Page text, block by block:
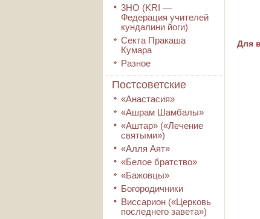
3HO (KRI ―
Федерация учителей
кундалини йоги)
Секта Пракаша
Кумара
Разное
Постсоветские
«Анастасия»
«Ашрам Шамбалы»
«Аштар» («Лечение
святыми»)
«Алля Аят»
«Белое братство»
«Бажовцы»
Богородичники
Виссарион («Церковь
последнего завета»)
Для